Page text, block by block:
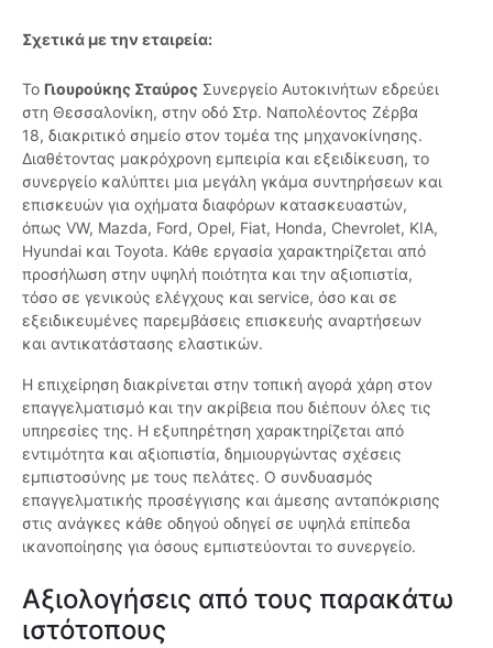
Σχετικά με την εταιρεία:
Το Γιουρούκης Σταύρος Συνεργείο Αυτοκινήτων εδρεύει
στη Θεσσαλονίκη, στην οδό Στρ. Ναπολέοντος Ζέρβα
18, διακριτικό σημείο στον τομέα της μηχανοκίνησης.
Διαθέτοντας μακρόχρονη εμπειρία και εξειδίκευση, το
συνεργείο καλύπτει μια μεγάλη γκάμα συντηρήσεων και
επισκευών για οχήματα διαφόρων κατασκευαστών,
όπως VW, Mazda, Ford, Opel, Fiat, Honda, Chevrolet, KIA,
Hyundai και Toyota. Κάθε εργασία χαρακτηρίζεται από
προσήλωση στην υψηλή ποιότητα και την αξιοπιστία,
τόσο σε γενικούς ελέγχους και service, όσο και σε
εξειδικευμένες παρεμβάσεις επισκευής αναρτήσεων
και αντικατάστασης ελαστικών.
Η επιχείρηση διακρίνεται στην τοπική αγορά χάρη στον
επαγγελματισμό και την ακρίβεια που διέπουν όλες τις
υπηρεσίες της. Η εξυπηρέτηση χαρακτηρίζεται από
εντιμότητα και αξιοπιστία, δημιουργώντας σχέσεις
εμπιστοσύνης με τους πελάτες. Ο συνδυασμός
επαγγελματικής προσέγγισης και άμεσης ανταπόκρισης
στις ανάγκες κάθε οδηγού οδηγεί σε υψηλά επίπεδα
ικανοποίησης για όσους εμπιστεύονται το συνεργείο.
Αξιολογήσεις από τους παρακάτω
ιστότοπους